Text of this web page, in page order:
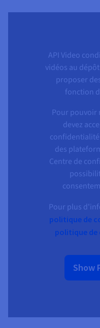
API Video
vidéos au
proposer
fonction
Pour pouvoir
devez
confidentialité
des
Centre de
Pour plus
politique de
politique de
Show